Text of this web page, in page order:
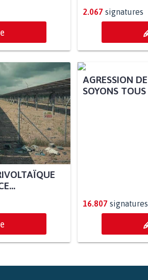
2.067 signatures
16.807 signatures